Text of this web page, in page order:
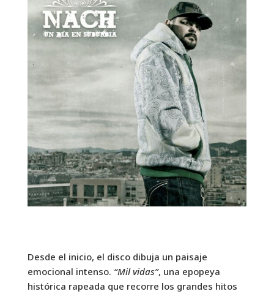
Desde el inicio, el disco dibuja un paisaje
emocional intenso. “Mil vidas”, una epopeya
histórica rapeada que recorre los grandes hitos